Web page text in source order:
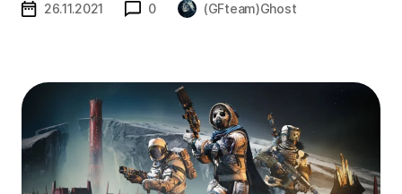
26.11.2021 0 (GFteam)Ghost